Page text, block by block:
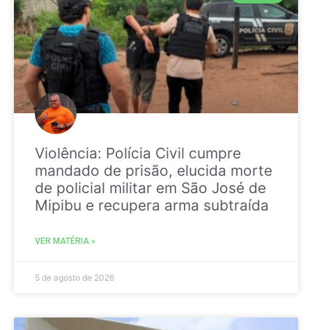
Violência: Polícia Civil cumpre
mandado de prisão, elucida morte
de policial militar em São José de
Mipibu e recupera arma subtraída
VER MATÉRIA »
5 de agosto de 2026